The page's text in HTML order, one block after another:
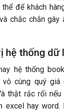
để khách
chắc chắn gây
hệ thống dữ
hệ thống
vô cùng quý
thật rắc rối
excel hay word.